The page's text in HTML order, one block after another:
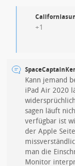
+1
Kann jemand
iPad Air 2020
sagen läuft
verfügbar ist
der Apple
man die
Monitor